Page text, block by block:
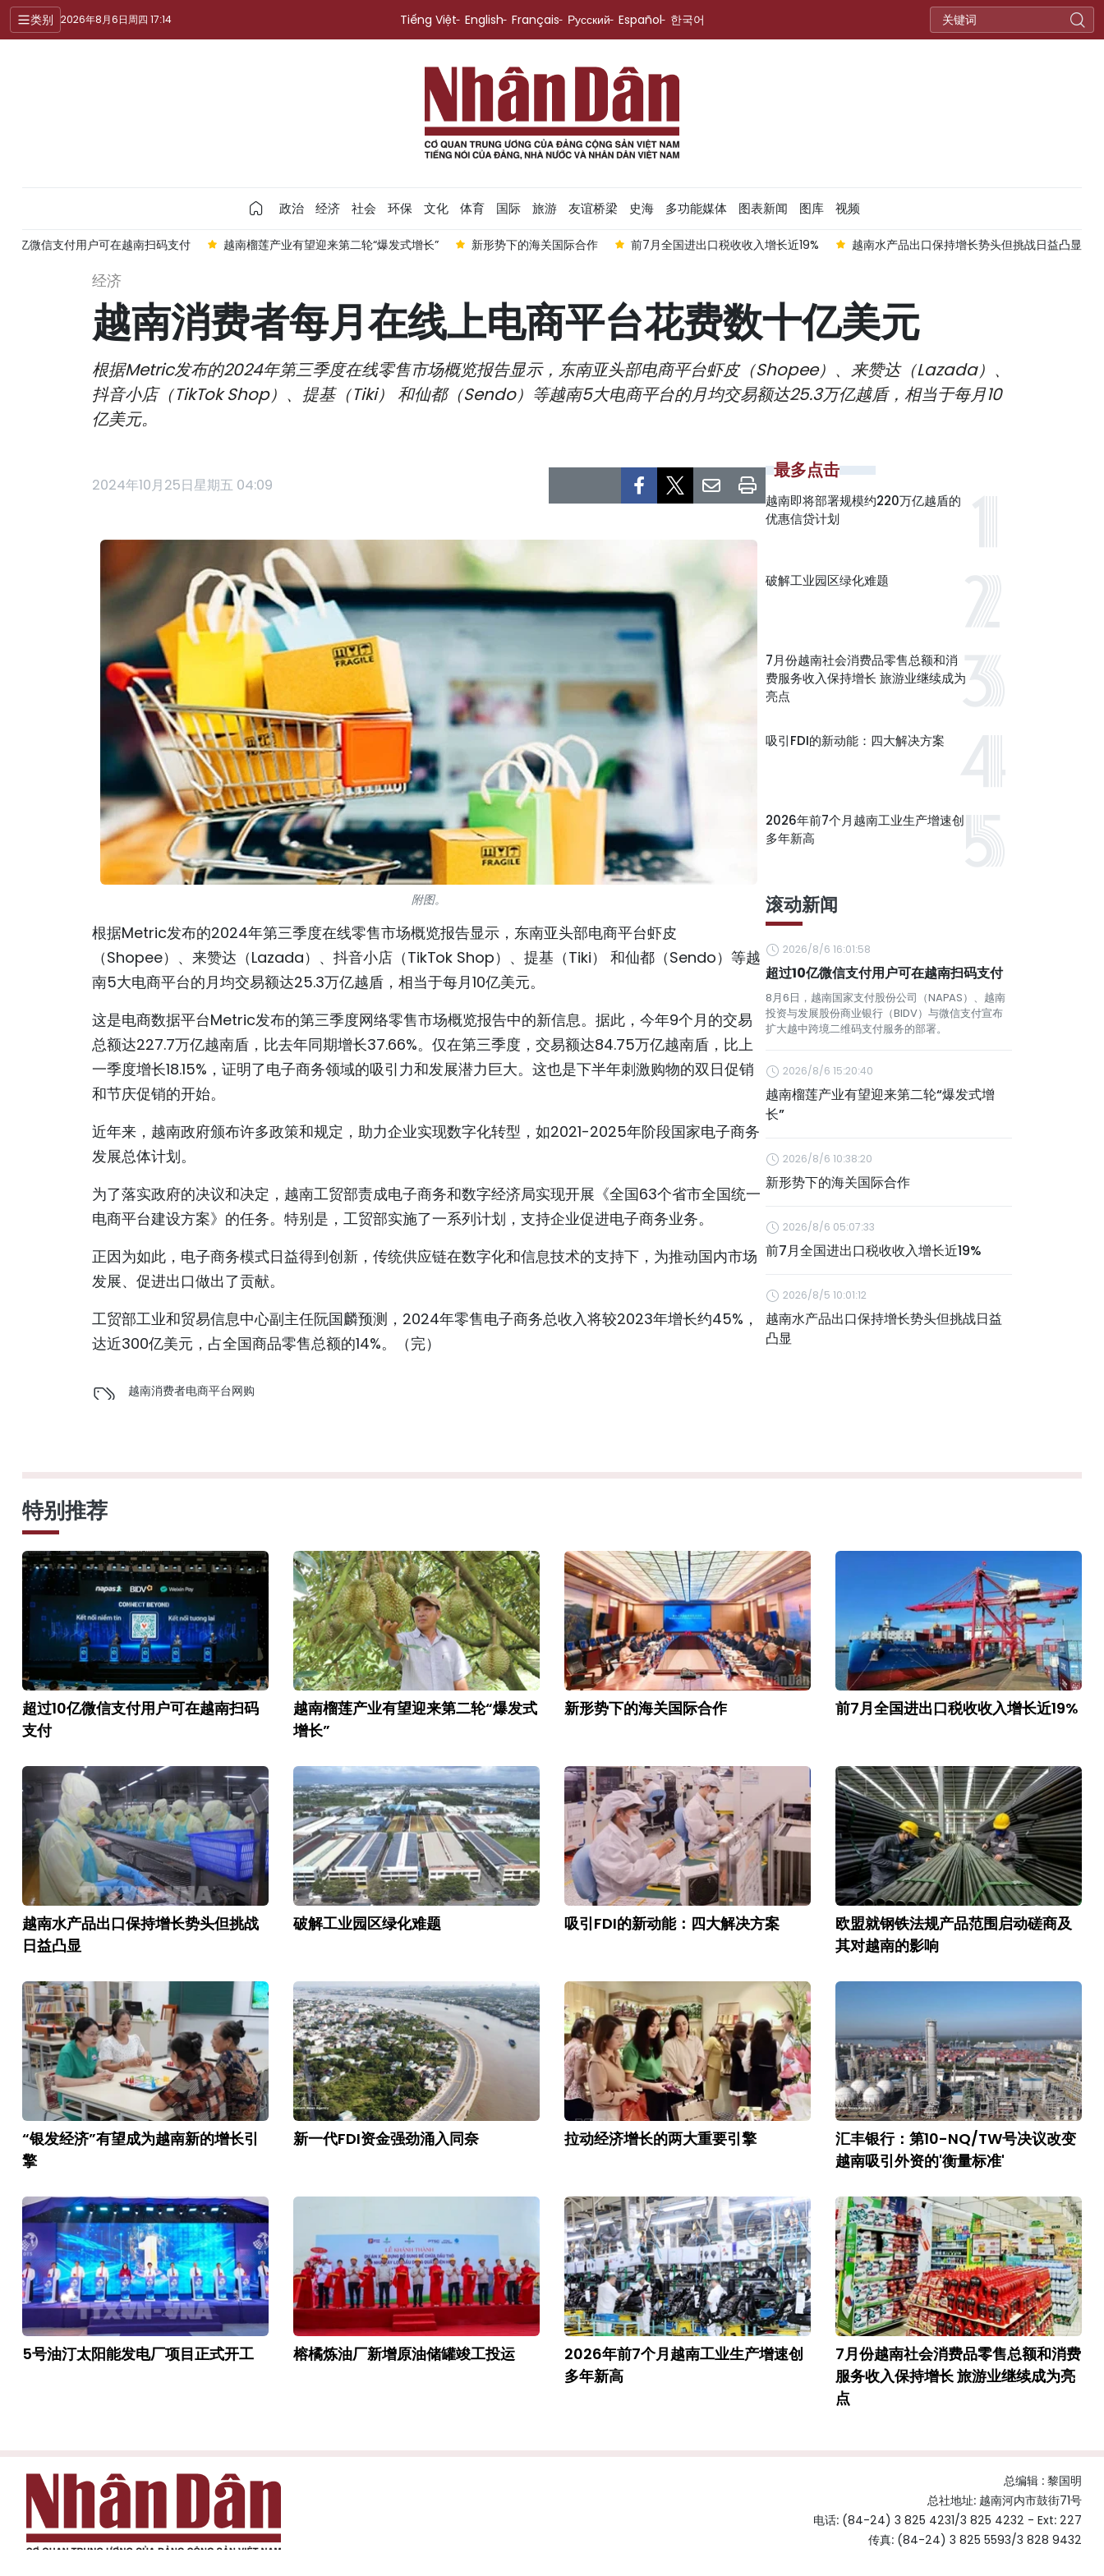
类别 2026年8月6日周四 17:14 Tiếng Việt English Français Русский Español 한국어
政治 经济 社会 环保 文化 体育 国际 旅游 友谊桥梁 史海 多功能媒体 图表新闻 图库 视频
10亿微信支付用户可在越南扫码支付 越南榴莲产业有望迎来第二轮“爆发式增长” 新形势下的海关国际合作 前7月全国进出口税收收入增长近19% 越南水产品出口保持增长势头但挑战日益凸显
经济
越南消费者每月在线上电商平台花费数十亿美元
根据Metric发布的2024年第三季度在线零售市场概览报告显示，东南亚头部电商平台虾皮（Shopee）、来赞达（Lazada）、
抖音小店（TikTok Shop）、提基（Tiki） 和仙都（Sendo）等越南5大电商平台的月均交易额达25.3万亿越盾，相当于每月10
亿美元。
2024年10月25日星期五 04:09
附图。
根据Metric发布的2024年第三季度在线零售市场概览报告显示，东南亚头部电商平台虾皮
（Shopee）、来赞达（Lazada）、抖音小店（TikTok Shop）、提基（Tiki） 和仙都（Sendo）等越
南5大电商平台的月均交易额达25.3万亿越盾，相当于每月10亿美元。
这是电商数据平台Metric发布的第三季度网络零售市场概览报告中的新信息。据此，今年9个月的交易
总额达227.7万亿越南盾，比去年同期增长37.66%。仅在第三季度，交易额达84.75万亿越南盾，比上
一季度增长18.15%，证明了电子商务领域的吸引力和发展潜力巨大。这也是下半年刺激购物的双日促销
和节庆促销的开始。
近年来，越南政府颁布许多政策和规定，助力企业实现数字化转型，如2021-2025年阶段国家电子商务
发展总体计划。
为了落实政府的决议和决定，越南工贸部责成电子商务和数字经济局实现开展《全国63个省市全国统一
电商平台建设方案》的任务。特别是，工贸部实施了一系列计划，支持企业促进电子商务业务。
正因为如此，电子商务模式日益得到创新，传统供应链在数字化和信息技术的支持下，为推动国内市场
发展、促进出口做出了贡献。
工贸部工业和贸易信息中心副主任阮国麟预测，2024年零售电子商务总收入将较2023年增长约45%，
达近300亿美元，占全国商品零售总额的14%。（完）
越南消费者电商平台网购
最多点击
越南即将部署规模约220万亿越盾的
优惠信贷计划
破解工业园区绿化难题
7月份越南社会消费品零售总额和消
费服务收入保持增长 旅游业继续成为
亮点
吸引FDI的新动能：四大解决方案
2026年前7个月越南工业生产增速创
多年新高
滚动新闻
2026/8/6 16:01:58
超过10亿微信支付用户可在越南扫码支付
8月6日，越南国家支付股份公司（NAPAS）、越南
投资与发展股份商业银行（BIDV）与微信支付宣布
扩大越中跨境二维码支付服务的部署。
2026/8/6 15:20:40
越南榴莲产业有望迎来第二轮“爆发式增
长”
2026/8/6 10:38:20
新形势下的海关国际合作
2026/8/6 05:07:33
前7月全国进出口税收收入增长近19%
2026/8/5 10:01:12
越南水产品出口保持增长势头但挑战日益
凸显
特别推荐
超过10亿微信支付用户可在越南扫码
支付
越南榴莲产业有望迎来第二轮“爆发式
增长”
新形势下的海关国际合作 前7月全国进出口税收收入增长近19%
越南水产品出口保持增长势头但挑战
日益凸显
破解工业园区绿化难题 吸引FDI的新动能：四大解决方案
欧盟就钢铁法规产品范围启动磋商及
其对越南的影响
“银发经济”有望成为越南新的增长引
擎
新一代FDI资金强劲涌入同奈 拉动经济增长的两大重要引擎
汇丰银行：第10-NQ/TW号决议改变
越南吸引外资的'衡量标准'
5号油汀太阳能发电厂项目正式开工 榕橘炼油厂新增原油储罐竣工投运
2026年前7个月越南工业生产增速创
多年新高
7月份越南社会消费品零售总额和消费
服务收入保持增长 旅游业继续成为亮
点
总编辑 : 黎国明
总社地址: 越南河内市鼓街71号
电话: (84-24) 3 825 4231/3 825 4232 - Ext: 227
传真: (84-24) 3 825 5593/3 828 9432